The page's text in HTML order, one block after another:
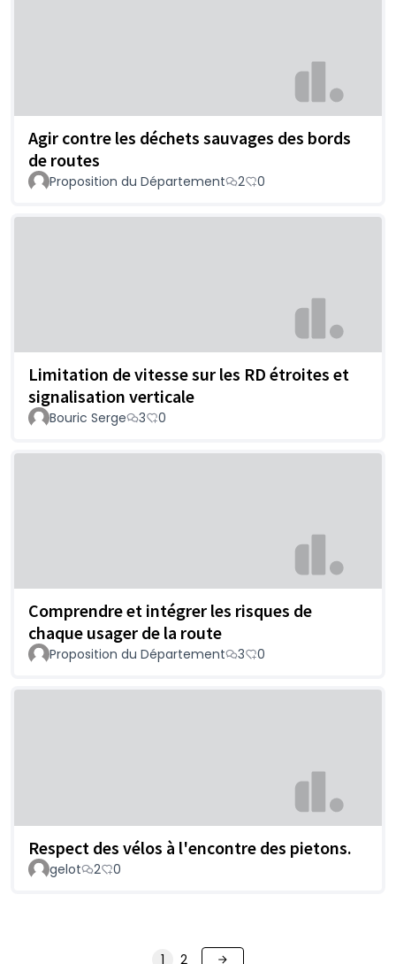
Agir contre les déchets sauvages des bords
de routes
Proposition du Département 2 0
Limitation de vitesse sur les RD étroites et
signalisation verticale
Bouric Serge 3 0
Comprendre et intégrer les risques de
chaque usager de la route
Proposition du Département 3 0
Respect des vélos à l'encontre des pietons.
gelot 2 0
1 2